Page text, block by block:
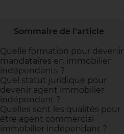
Sommaire de l'article
Quelle formation pour devenir
mandataires en immobilier
indépendants ?
Quel statut juridique pour
devenir agent immobilier
indépendant ?
Quelles sont les qualités pour
être agent commercial
immobilier indépendant ?